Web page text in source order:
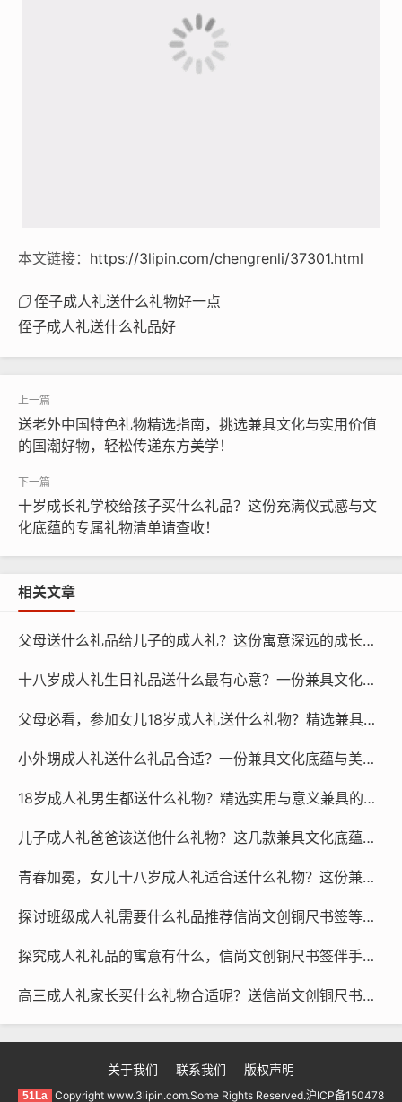
本文链接： https://3lipin.com/chengrenli/37301.html
侄子成人礼送什么礼物好一点
侄子成人礼送什么礼品好
送老外中国特色礼物精选指南，挑选兼具文化与实用价值
的国潮好物，轻松传递东方美学！
十岁成长礼学校给孩子买什么礼品？这份充满仪式感与文
化底蕴的专属礼物清单请查收！
相关文章
父母送什么礼品给儿子的成人礼？这份寓意深远的成长清单，见证少年蜕变为男人的重要时刻
十八岁成人礼生日礼品送什么最有心意？一份兼具文化底蕴与美好寓意的礼物推荐
父母必看，参加女儿18岁成人礼送什么礼物？精选兼具纪念意义与实用价值的心意之选
小外甥成人礼送什么礼品合适？一份兼具文化底蕴与美好寓意的礼物指南，助他开启新篇章
18岁成人礼男生都送什么礼物？精选实用与意义兼具的心意清单，让他感受成年仪式感
儿子成人礼爸爸该送他什么礼物？这几款兼具文化底蕴与成长期许的好物值得推荐
青春加冕，女儿十八岁成人礼适合送什么礼物？这份兼具文化底蕴与美好寓意的指南请查收
探讨班级成人礼需要什么礼品推荐信尚文创铜尺书签等纪念品为青春加冕让期许伴随一生
探究成人礼礼品的寓意有什么，信尚文创铜尺书签伴手礼，赋予青春岁月最珍贵的美好纪念
高三成人礼家长买什么礼物合适呢？送信尚文创铜尺书签，寓意规矩方圆，助力金榜题名！
关于我们 联系我们 版权声明
51La Copyright www.3lipin.com.Some Rights Reserved.沪ICP备150478